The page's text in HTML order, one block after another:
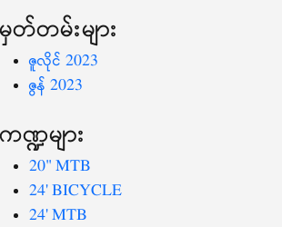
မှတ်တမ်းများ
ဇူလိုင် 2023
ဇွန် 2023
ကဏ္ဍများ
20" MTB
24' BICYCLE
24' MTB